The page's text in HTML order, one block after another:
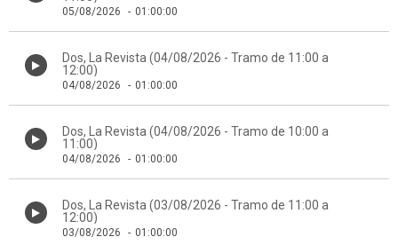
05/08/2026 - 01:00:00
Dos, La Revista (04/08/2026 - Tramo de 11:00 a
12:00)
04/08/2026 - 01:00:00
Dos, La Revista (04/08/2026 - Tramo de 10:00 a
11:00)
04/08/2026 - 01:00:00
Dos, La Revista (03/08/2026 - Tramo de 11:00 a
12:00)
03/08/2026 - 01:00:00